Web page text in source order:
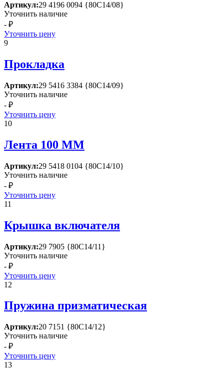
Артикул:29 4196 0094 {80С14/08}
Уточнить наличие
- ₽
Уточнить цену
9
Прокладка
Артикул:29 5416 3384 {80С14/09}
Уточнить наличие
- ₽
Уточнить цену
10
Лента 100 ММ
Артикул:29 5418 0104 {80С14/10}
Уточнить наличие
- ₽
Уточнить цену
11
Крышка включателя
Артикул:29 7905 {80С14/11}
Уточнить наличие
- ₽
Уточнить цену
12
Пружина призматическая
Артикул:20 7151 {80С14/12}
Уточнить наличие
- ₽
Уточнить цену
13